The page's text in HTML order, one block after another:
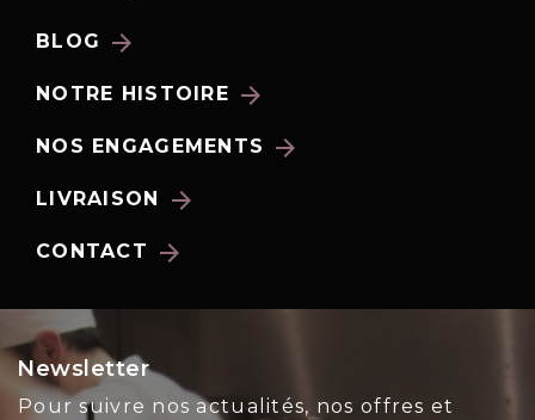
BLOG arrow_forward
NOTRE HISTOIRE arrow_forward
NOS ENGAGEMENTS arrow_forward
LIVRAISON arrow_forward
CONTACT arrow_forward
Newsletter
Pour suivre nos actualités, nos offres et